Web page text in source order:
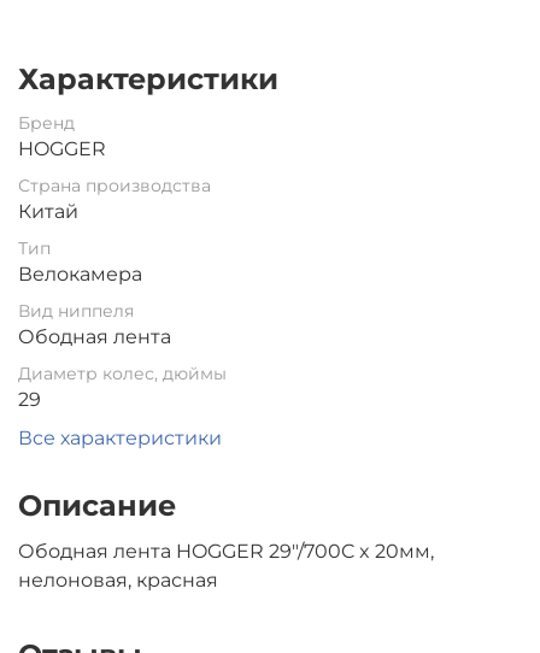
Характеристики
Бренд
HOGGER
Страна производства
Китай
Тип
Велокамера
Вид ниппеля
Ободная лента
Диаметр колес, дюймы
29
Все характеристики
Описание
Ободная лента HOGGER 29"/700C x 20мм,
нелоновая, красная